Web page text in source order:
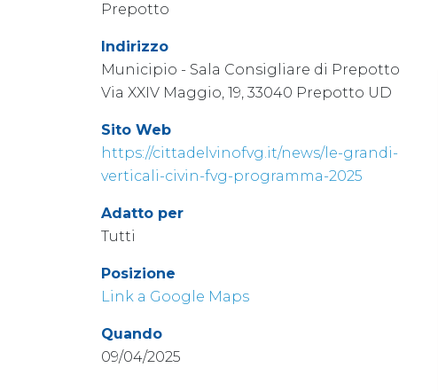
Prepotto
Indirizzo
Municipio - Sala Consigliare di Prepotto
Via XXIV Maggio, 19, 33040 Prepotto UD
Sito Web
https://cittadelvinofvg.it/news/le-grandi-
verticali-civin-fvg-programma-2025
Adatto per
Tutti
Posizione
Link a Google Maps
Quando
09/04/2025